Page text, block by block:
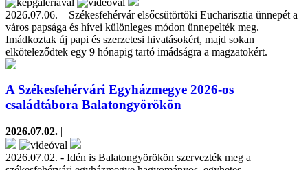
2026.07.06. – Székesfehérvár elsőcsütörtöki Eucharisztia ünnepét a
város papsága és hívei különleges módon ünnepelték meg.
Imádkoztak új papi és szerzetesi hivatásokért, majd sokan
elköteleződtek egy 9 hónapig tartó imádságra a magzatokért.
A Székesfehérvári Egyházmegye 2026-os
családtábora Balatongyörökön
2026.07.02. |
2026.07.02. - Idén is Balatongyörökön szervezték meg a